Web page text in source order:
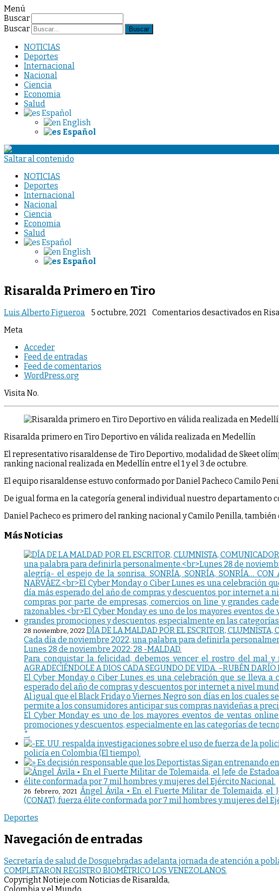
Menú
Buscar
Buscar
NOTICIAS
Deportes
Internacional
Nacional
Ciencia
Economia
Salud
Español
English
Español
Saltar al contenido
NOTICIAS
Deportes
Internacional
Nacional
Ciencia
Economia
Salud
Español
English
Español
Risaralda Primero en Tiro
Luis Alberto Figueroa 5 octubre, 2021 Comentarios desactivados en
Meta
Acceder
Feed de entradas
Feed de comentarios
WordPress.org
Visita No.
Risaralda primero en Tiro Deportivo en válida realizada en Medellín
El representativo risaraldense de Tiro Deportivo, modalidad de Skeet
ranking nacional realizada en Medellín entre el 1 y el 3 de octubre.
El equipo risaraldense estuvo conformado por Daniel Pacheco Camilo
De igual forma en la categoría general individual nuestro departamento
Daniel Pacheco es primero del ranking nacional y Camilo Penilla, también
Más Noticias
28 noviembre, 2022DÍA DE LA MALDAD POR EL ESCRITOR,
Cada día de noviembre 2022, una palabra para definirla
Lunes 28 de noviembre 2022: 28 -MALDAD.
Para conquistar la felicidad, debemos vencer el rostro del mal y
AGRADECIÉNDOLE A DIOS CADA SEGUNDO DE VIDA. –RUBÉN DARÍO
El Cyber Monday o Ciber Lunes es una celebración que se lleva
esperado del año de compras y descuentos por internet a nivel
Al igual que el Black Friday o Viernes Negro son días en los cuales
permite a los consumidores anticipar sus compras navideñas a
El Cyber Monday es uno de los mayores eventos de ventas
promociones y descuentos, especialmente en las categorías de
*.
policía en Colombia (El tiempo).
26 febrero, 2021 Ángel Ávila • En el Fuerte Militar de Tolemaida, el
(CONAT), fuerza élite conformada por 7 mil hombres y mujeres del
Deportes
Navegación de entradas
Secretaría de salud de Dosquebradas adelanta jornada de atención a
COMPLETARON REGISTRO BIOMÉTRICO LOS VENEZOLANOS.
Copyright Notieje.com Noticias de Risaralda,